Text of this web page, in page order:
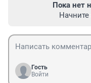
Пока нет
Гость
Войти